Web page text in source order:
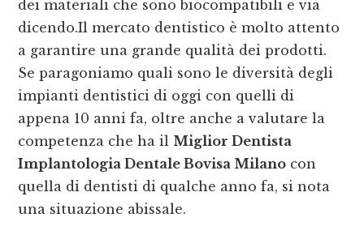
dei materiali che sono biocompatibili e via
dicendo.Il mercato dentistico è molto attento
a garantire una grande qualità dei prodotti.
Se paragoniamo quali sono le diversità degli
impianti dentistici di oggi con quelli di
appena 10 anni fa, oltre anche a valutare la
competenza che ha il Miglior Dentista
Implantologia Dentale Bovisa Milano con
quella di dentisti di qualche anno fa, si nota
una situazione abissale.